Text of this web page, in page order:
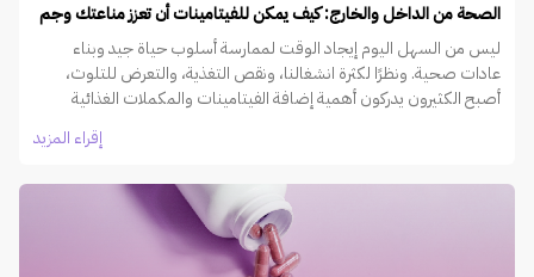
الصحة من الداخل والخارج: كيف يمكن للفيتامينات أن تعزز مناعتك وجم
ليس من السهل اليوم إيجاد الوقت لممارسة أسلوب حياة جيد وبناء
عادات صحية. ونظرًا لكثرة انشغالنا، ونقص التغذية، والتعرض للتلوث،
أصبح الكثيرون يدركون أهمية إضافة الفيتامينات والمكملات الغذائية
إقراء المزيد